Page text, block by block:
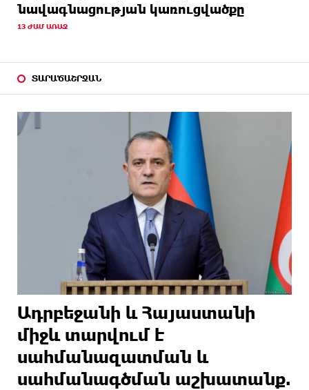
նավագնացության կառուցվածքը
13 ԺԱՄ ԱՌԱՋ
ՏԱՐԱԾԱՇՐՋԱՆ
Ադրբեջանի և Հայաստանի
միջև տարվում է
սահմանազատման և
սահմանագծման աշխատանք.